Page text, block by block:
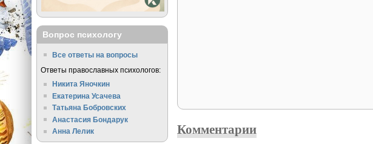
Комментарии
Вопрос психологу
Все ответы на вопросы
Ответы православных психологов:
Никита Яночкин
Екатерина Усачева
Татьяна Бобровских
Анастасия Бондарук
Анна Лелик